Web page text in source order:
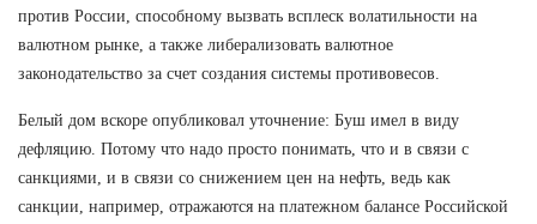
против России, способному вызвать всплеск волатильности на
валютном рынке, а также либерализовать валютное
законодательство за счет создания системы противовесов.
Белый дом вскоре опубликовал уточнение: Буш имел в виду
дефляцию. Потому что надо просто понимать, что и в связи с
санкциями, и в связи со снижением цен на нефть, ведь как
санкции, например, отражаются на платежном балансе Российской